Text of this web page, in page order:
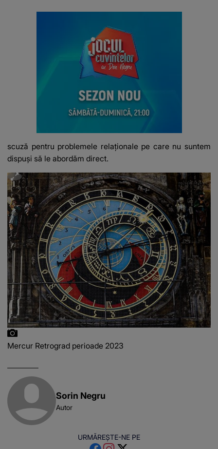
scuză pentru problemele relaționale pe care nu suntem
dispuși să le abordăm direct.
Mercur Retrograd perioade 2023
Sorin Negru
Autor
URMĂREȘTE-NE PE